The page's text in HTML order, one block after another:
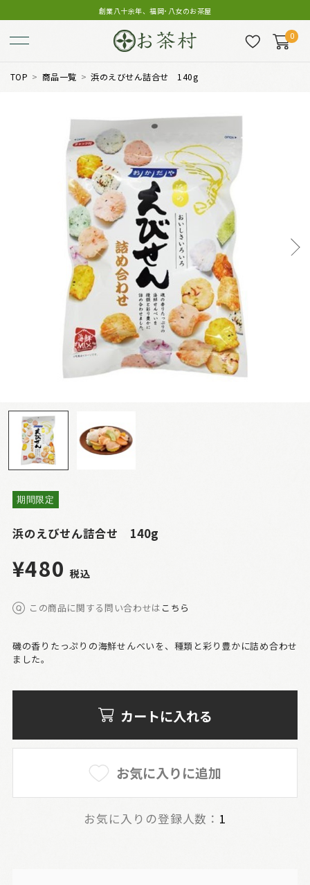
創業八十余年、福岡･八女のお茶屋
0
TOP 商品一覧 浜のえびせん詰合せ 140g
期間限定
浜のえびせん詰合せ 140g
¥480 税込
この商品に関する問い合わせは こちら
磯の香りたっぷりの海鮮せんべいを、種類と彩り豊かに詰め合わせ
ました。
カートに入れる
お気に入りに追加
お気に入りの登録人数： 1